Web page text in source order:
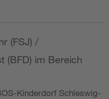
(FSJ) /
(BFD) im Bereich
Kinderdorf Schleswig-